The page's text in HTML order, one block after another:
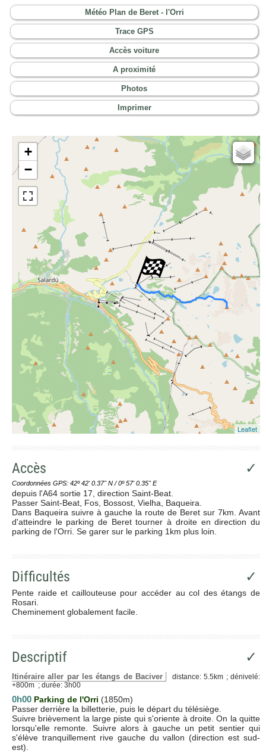
Météo Plan de Beret - l'Orri
Trace GPS
Accès voiture
A proximité
Photos
Imprimer
+
−
Cartes IGN
Open Topo Map
Open Street Map
ESRI Word Imagery
Leaflet
Accès ✓
Coordonnées GPS: 42º 42' 0.37'' N / 0º 57' 0.35'' E
depuis l'A64 sortie 17, direction Saint-Beat.
Passer Saint-Beat, Fos, Bossost, Vielha, Baqueira.
Dans Baqueira suivre à gauche la route de Beret sur 7km. Avant
d'atteindre le parking de Beret tourner à droite en direction du
parking de l'Orri. Se garer sur le parking 1km plus loin.
Difficultés ✓
Pente raide et caillouteuse pour accéder au col des étangs de
Rosari.
Cheminement globalement facile.
Descriptif ✓
Itinéraire aller par les étangs de Baciver
distance: 5.5km ; dénivelé:
+800m ; durée: 3h00
0h00 Parking de l'Orri (1850m)
Passer derrière la billetterie, puis le départ du télésiège.
Suivre brièvement la large piste qui s'oriente à droite. On la quitte
lorsqu'elle remonte. Suivre alors à gauche un petit sentier qui
s'élève tranquillement rive gauche du vallon (direction est sud-
est).